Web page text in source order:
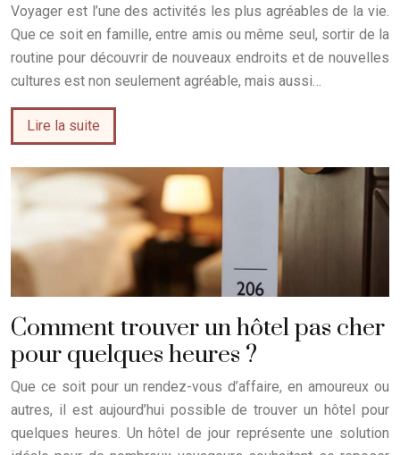
Voyager est l’une des activités les plus agréables de la vie.
Que ce soit en famille, entre amis ou même seul, sortir de la
routine pour découvrir de nouveaux endroits et de nouvelles
cultures est non seulement agréable, mais aussi…
Lire la suite
Comment trouver un hôtel pas cher
pour quelques heures ?
Que ce soit pour un rendez-vous d’affaire, en amoureux ou
autres, il est aujourd’hui possible de trouver un hôtel pour
quelques heures. Un hôtel de jour représente une solution